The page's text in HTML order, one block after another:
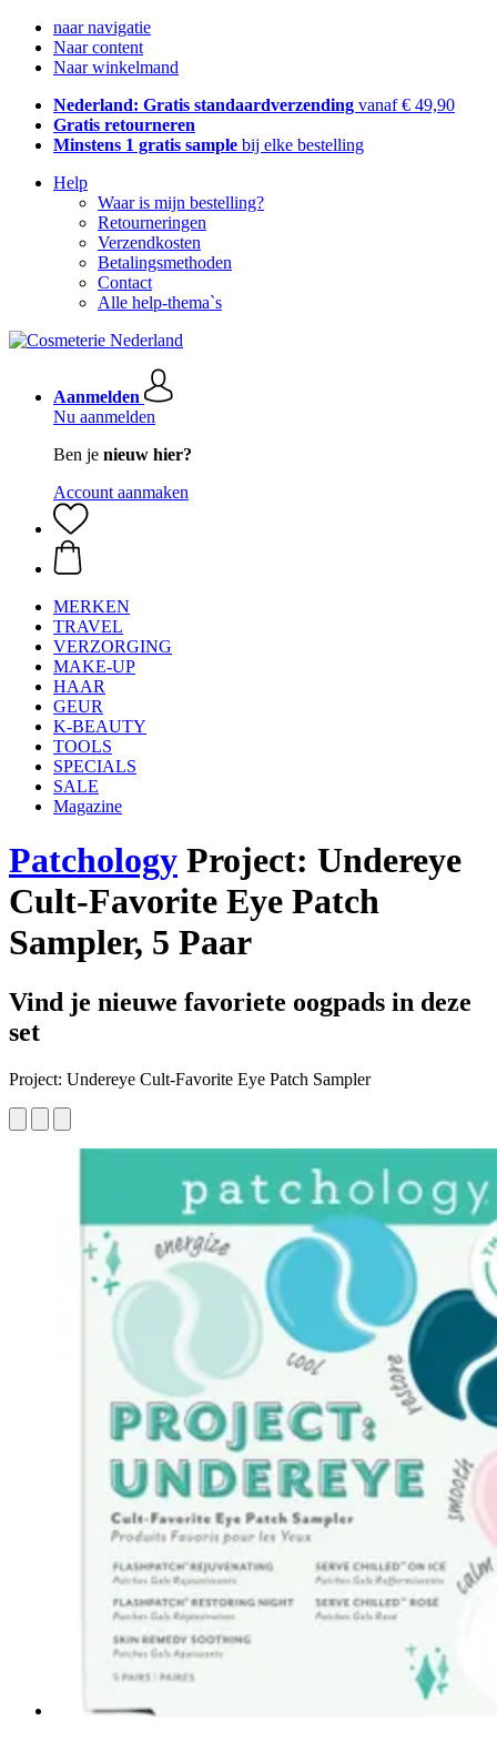
naar navigatie
Naar content
Naar winkelmand
Nederland: Gratis standaardverzending vanaf € 49,90
Gratis retourneren
Minstens 1 gratis sample bij elke bestelling
Help
Waar is mijn bestelling?
Retourneringen
Verzendkosten
Betalingsmethoden
Contact
Alle help-thema`s
Aanmelden
Nu aanmelden
Ben je nieuw hier?
Account aanmaken
MERKEN
TRAVEL
VERZORGING
MAKE-UP
HAAR
GEUR
K-BEAUTY
TOOLS
SPECIALS
SALE
Magazine
Patchology Project: Undereye
Cult-Favorite Eye Patch
Sampler, 5 Paar
Vind je nieuwe favoriete oogpads in deze
set
Project: Undereye Cult-Favorite Eye Patch Sampler